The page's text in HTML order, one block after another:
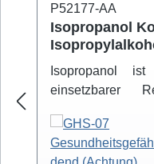
P52177-AA
Isopropanol
Isopropanol
einsetzbarer
Hochreiner
eignet sich zur